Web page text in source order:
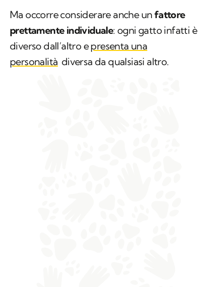
Ma occorre considerare anche un fattore
prettamente individuale: ogni gatto infatti è
diverso dall’altro epresenta una
personalità diversa da qualsiasi altro.